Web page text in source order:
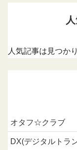
人気記事は見つか
オタフ☆クラブ
DX(デジタルトラ